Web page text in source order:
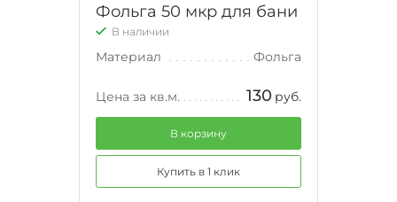
Фольга 50 мкр для бани
В наличии
Материал Фольга
Цена за кв.м. 130 руб.
В корзину
Купить в 1 клик